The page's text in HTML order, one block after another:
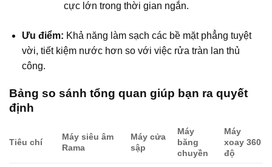
cực lớn trong thời gian ngắn.
Ưu điểm: Khả năng làm sạch các bề mặt phẳng tuyệt
vời, tiết kiệm nước hơn so với việc rửa tràn lan thủ
công.
Bảng so sánh tổng quan giúp bạn ra quyết
định
Tiêu chí
Máy siêu âm
Rama
Máy cửa
sập
Máy
băng
chuyền
Máy
xoay 360
độ